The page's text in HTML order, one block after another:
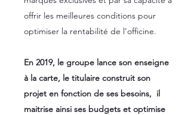
offrir les meilleures conditions pour
optimiser la rentabilité de l’officine.
En 2019, le groupe lance son enseigne
à la carte, le titulaire construit son
projet en fonction de ses besoins, il
maitrise ainsi ses budgets et optimise